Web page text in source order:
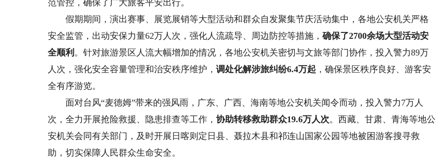
范管控，确保了广大旅客平安出行。
假期期间，演出赛事、展览展销等大型活动和群众自发聚集节庆活动集中，各地公安机关严格
安全监管，出动安保力量62万人次，强化人流疏导、周边防控等措施，确保了2700余场大型活动安
全顺利 。针对旅游景区人流大幅增加的情况，各地公安机关密切与文旅等部门协作，投入警力89万
人次，强化安全容量管理和治安秩序维护，调处化解涉旅纠纷6.4万起 ，确保景区秩序良好、游客安
全有序游览。
面对台风“麦德姆”带来的强风雨，广东、广西、海南等地公安机关闻令而动，投入警力7万人
次，全力开展抢险救援、隐患排查等工作，协助转移救助群众19.6万人次。西藏、甘肃、青海等地公
安机关会同有关部门，及时开展日喀则定日县、聂拉木县和祁连山国家公园等地被困游客搜寻救
助，切实保障人民群众生命安全。